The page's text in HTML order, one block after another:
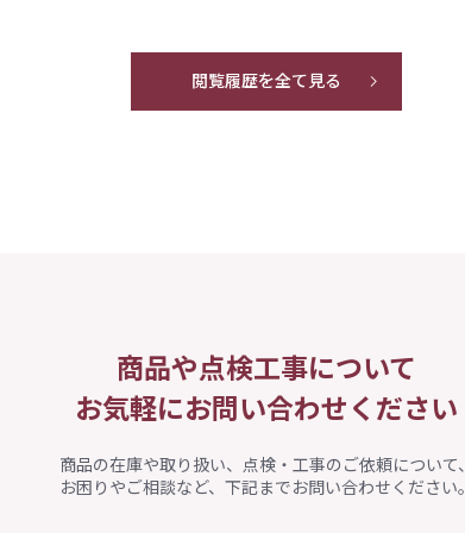
閲覧履歴を全て見る
商品や点検工事について
お気軽にお問い合わせください
商品の在庫や取り扱い、点検・工事のご依頼について、
お困りやご相談など、下記までお問い合わせください。